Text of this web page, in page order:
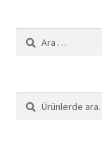
Arama:
Ara:
Ara